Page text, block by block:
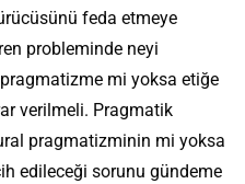
feda etmeye
probleminde neyi
mi yoksa etiğe
verilmeli. Pragmatik
pragmatizminin mi yoksa
edileceği sorunu gündeme